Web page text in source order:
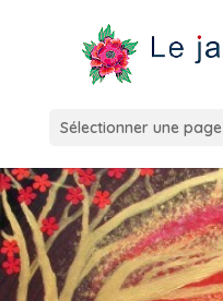
Sélectionner une page